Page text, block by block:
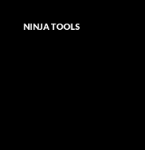
NINJA TOOLS